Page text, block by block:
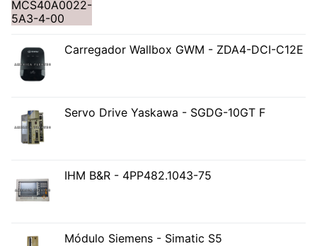
Carregador Wallbox GWM - ZDA4-DCI-C12E
Servo Drive Yaskawa - SGDG-10GT F
IHM B&R - 4PP482.1043-75
Módulo Siemens - Simatic S5